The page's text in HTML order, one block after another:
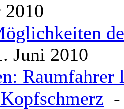
2010
Juni 2010
Raumfahrer
-